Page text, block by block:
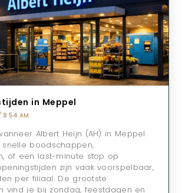
in Meppel
8:54 AM
Albert Heijn (AH) in Meppel
boodschappen,
of een last-minute stop op
zijn vaak voorspelbaar,
per filiaal. De grootste
vind je bij zondag, feestdagen en